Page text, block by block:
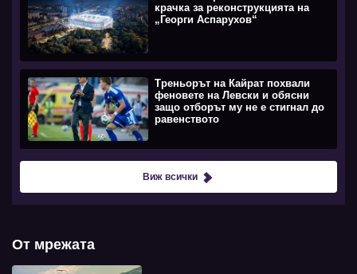
крачка за реконструкцията на
„Георги Аспарухов“
Треньорът на Кайрат похвали
феновете на Левски и обясни
защо отборът му не е стигнал до
равенството
Виж всички
От мрежата